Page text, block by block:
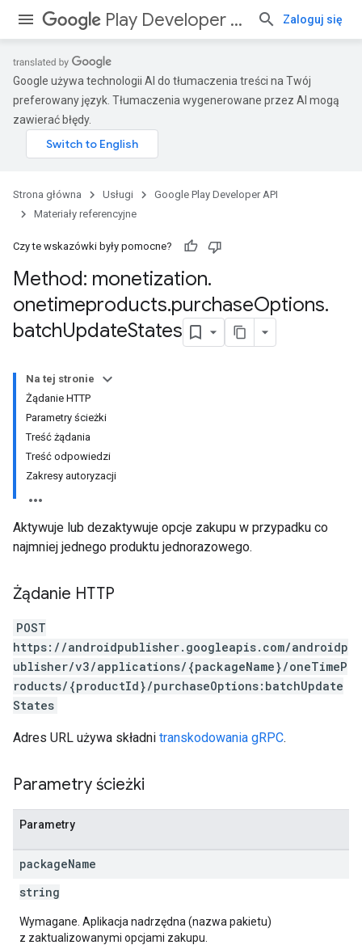
Play Developer API Zaloguj się
Google używa technologii AI do tłumaczenia treści na Twój
preferowany język. Tłumaczenia wygenerowane przez AI mogą
zawierać błędy.
Strona główna Usługi
Google Play Developer API
Materiały referencyjne
Czy te wskazówki były pomocne?
Method: monetization.
onetimeproducts.purchaseOptions.
batchUpdateStates
Na tej stronie
Żądanie HTTP
Parametry ścieżki
Treść żądania
Treść odpowiedzi
Zakresy autoryzacji
Aktywuje lub dezaktywuje opcje zakupu w przypadku co
najmniej jednego produktu jednorazowego.
Żądanie HTTP
POST
https://androidpublisher.googleapis.com/androidp
ublisher/v3/applications/{packageName}/oneTimeP
roducts/{productId}/purchaseOptions:batchUpdate
States
Adres URL używa składni transkodowania gRPC.
Parametry ścieżki
Parametry
packageName
string
Wymagane. Aplikacja nadrzędna (nazwa pakietu)
z zaktualizowanymi opcjami zakupu.